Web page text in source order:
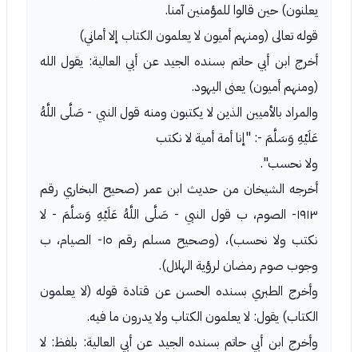
يعلنون) حين قالوا للمؤمنين آمنا.
قوله تعالى (ومنهم أميون لا يعلمون الكتاب إلا أماني)
أخرج ابن أبي حاتم بسنده الجيد عن أبي العالية: يقول الله
(ومنهم أميون) يعنى اليهود.
والمراد بالأميين الذين لا يكتبون ومنه قول النبي - صَلَّى اللَّهُ
عَلَيْهِ وَسَلَّمَ -: "إنا أمة أمية لا نكتب
ولا نحسب".
أخرجه الشيخان من حديث ابن عمر (صحيح البخاري رقم
١٩١٣- الصوم، ب قول النبي - صَلَّى اللَّهُ عَلَيْهِ وَسَلَّمَ - لا
نكتب ولا نحسب)، (وصحيح مسلم رقم ١٥- الصيام، ب
وجوب صوم رمضان لرؤية الهلال).
وأخرج الطبري بسنده الحسن عن قتادة قوله (لا يعلمون
الكتاب) يقول: لا يعلمون الكتاب ولا يدرون ما فيه.
وأخرج ابن أبي حاتم بسنده الجيد عن أبي العالية: بلفظ: لا